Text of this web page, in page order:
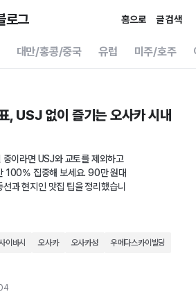
로그 홈으로 글 검색
대만/홍콩/중국 유럽 미주/호주
, USJ 없이 즐기는 오사카 시내
이라면 USJ와 교토를 제외하고
100% 집중해 보세요. 90만 원대
과 현지인 맛집 팁을 정리했습니
이바시 오사카 오사카성 우메다스카이빌딩